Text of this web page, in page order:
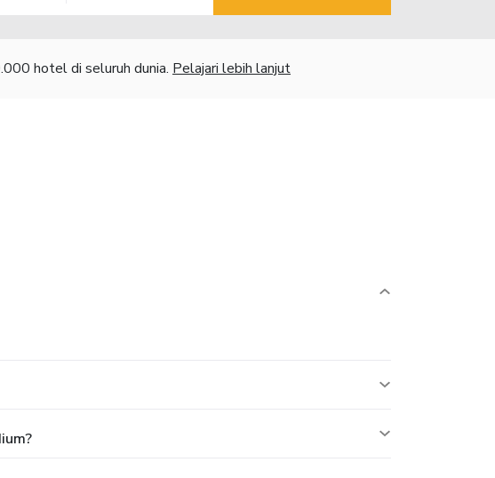
hotel di seluruh dunia. Pelajari lebih lanjut